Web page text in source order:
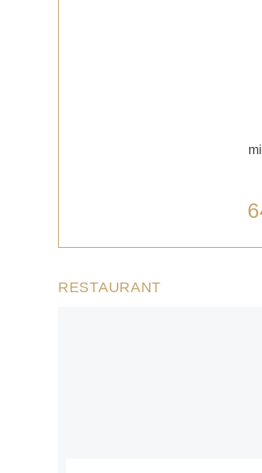
RESTAURANT